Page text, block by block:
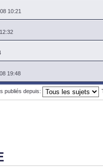
10:21
19:48
publiés depuis: